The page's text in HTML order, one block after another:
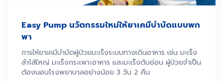
Easy Pump นวัตกรรมใหม่ให้ยาเคมีบำบัดแบบพก
พา
การให้ยาเคมีบำบัดผู้ป่วยมะเร็งระบบทางเดินอาหาร เช่น มะเร็ง
ลำไส้ใหญ่ มะเร็งกระเพาะอาหาร และมะเร็งตับอ่อน ผู้ป่วยจำเป็น
ต้องนอนโรงพยาบาลอย่างน้อย 3 วัน 2 คืน